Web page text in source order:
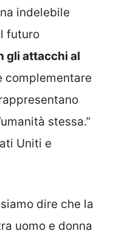
indelebile
futuro
gli attacchi al
complementare
stessa.”
Uniti e
dire che la
uomo e donna